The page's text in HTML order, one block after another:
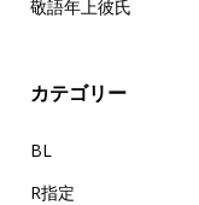
敬語年上彼氏
カテゴリー
BL
R指定